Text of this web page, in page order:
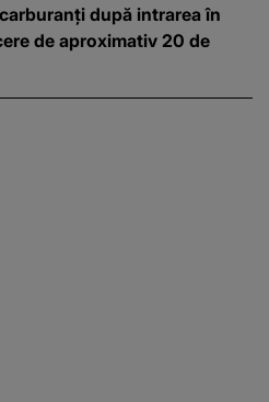
după intrarea în
de aproximativ 20 de